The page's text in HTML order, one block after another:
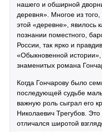
нашего и обширной
деревня». Многое из
этой «деревне», явилось
познании поместного,
России, так ярко и
«Обыкновенной истории»,
знаменитых романа
Когда Гончарову было
последующей судьбе
важную роль сыграл его
Николаевич Трегубов.
отличался широтой